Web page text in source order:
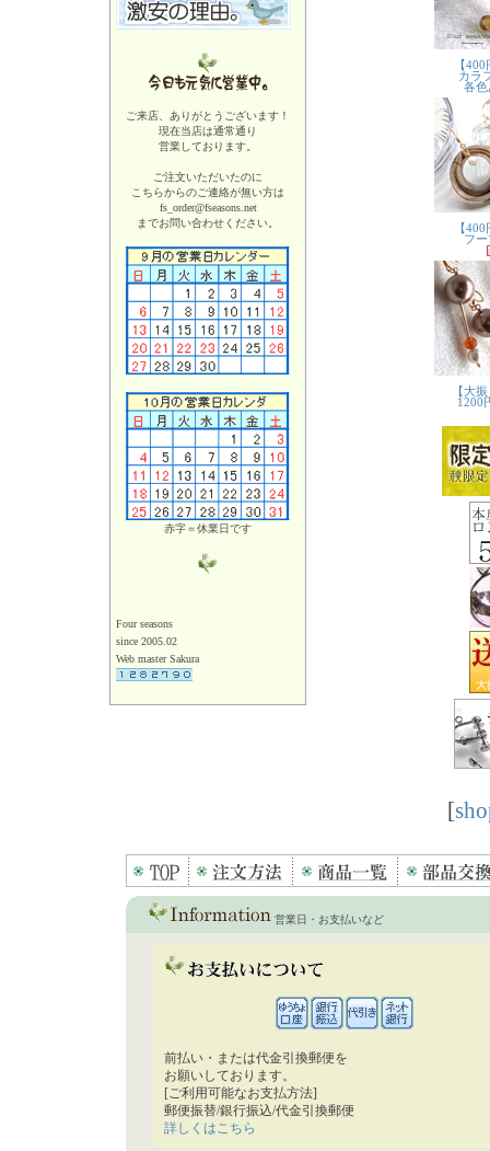
ご来店、ありがとうございます！
現在当店は通常通り
営業しております。
ご注文いただいたのに
こちらからのご連絡が無い方は
fs_order@fseasons.net
までお問い合わせください。
赤字＝休業日です
Four seasons
since 2005.02
Web master Sakura
[
営業日・お支払いなど
前払い・または代金引換郵便を
お願いしております。
[ご利用可能なお支払方法]
郵便振替/銀行振込/代金引換郵便
詳しくはこちら